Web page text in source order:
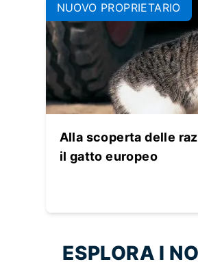
NUOVO PROPRIETARIO
Alla scoperta delle
il gatto europeo
ESPLORA I